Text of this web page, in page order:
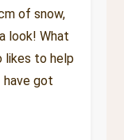
of snow,
look! What
likes to help
have got